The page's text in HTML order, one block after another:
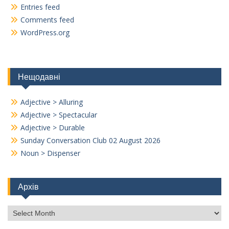
Entries feed
Comments feed
WordPress.org
Нещодавні
Adjective > Alluring
Adjective > Spectacular
Adjective > Durable
Sunday Conversation Club 02 August 2026
Noun > Dispenser
Архів
Архів